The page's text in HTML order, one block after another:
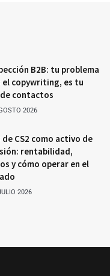
B2B: tu problema
el copywriting, es tu
contactos
2026
de CS2 como activo de
rentabilidad,
y cómo operar en el
2026